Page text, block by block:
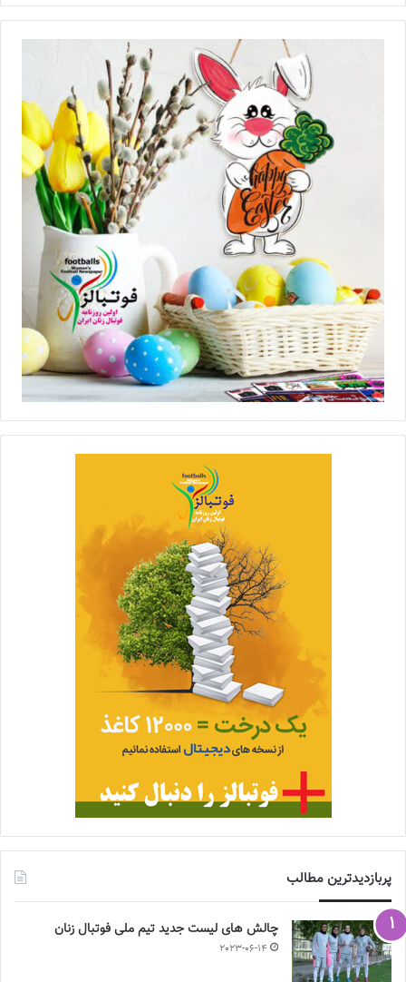
پربازدیدترین مطالب
چالش هاى ليست جدید تيم ملى فوتبال زنان
2023-06-14